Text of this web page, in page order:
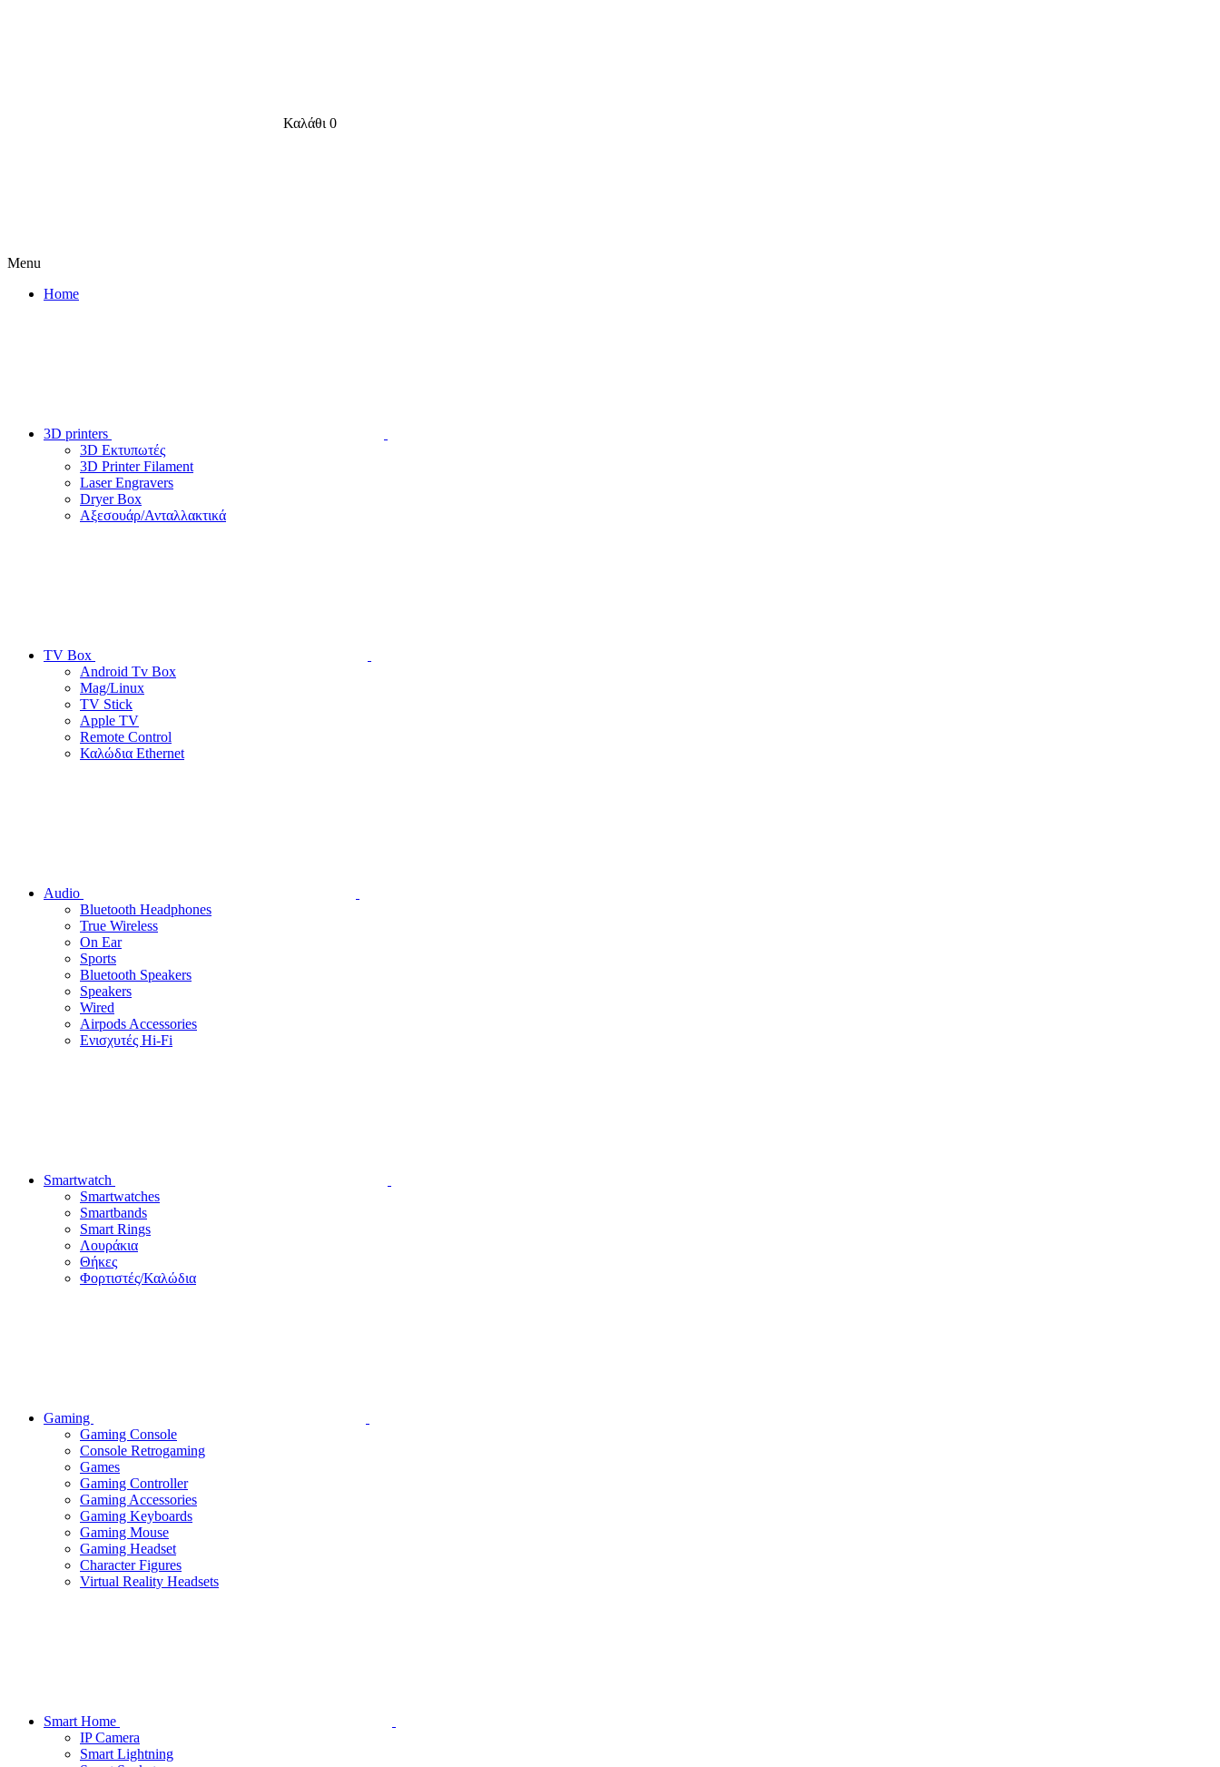
Καλάθι 0
Menu
Home
3D printers
3D Εκτυπωτές
3D Printer Filament
Laser Engravers
Dryer Box
Αξεσουάρ/Ανταλλακτικά
TV Box
Android Tv Box
Mag/Linux
TV Stick
Apple TV
Remote Control
Καλώδια Ethernet
Audio
Bluetooth Headphones
True Wireless
On Ear
Sports
Bluetooth Speakers
Speakers
Wired
Airpods Accessories
Ενισχυτές Hi-Fi
Smartwatch
Smartwatches
Smartbands
Smart Rings
Λουράκια
Θήκες
Φορτιστές/Καλώδια
Gaming
Gaming Console
Console Retrogaming
Games
Gaming Controller
Gaming Accessories
Gaming Keyboards
Gaming Mouse
Gaming Headset
Character Figures
Virtual Reality Headsets
Smart Home
IP Camera
Smart Lightning